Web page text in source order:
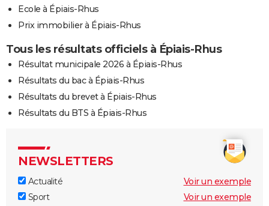
Ecole à Épiais-Rhus
Prix immobilier à Épiais-Rhus
Tous les résultats officiels à Épiais-Rhus
Résultat municipale 2026 à Épiais-Rhus
Résultats du bac à Épiais-Rhus
Résultats du brevet à Épiais-Rhus
Résultats du BTS à Épiais-Rhus
NEWSLETTERS
Actualité
Voir un exemple
Sport
Voir un exemple